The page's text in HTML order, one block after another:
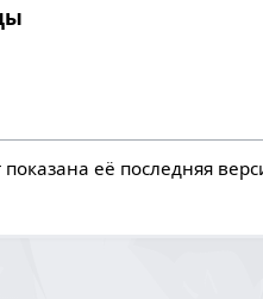
её последняя